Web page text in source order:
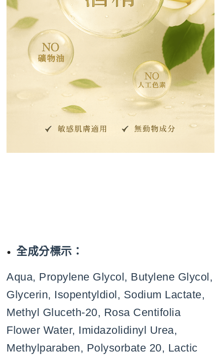
全成分標示：
Aqua, Propylene Glycol, Butylene Glycol,
Glycerin, Isopentyldiol, Sodium Lactate,
Methyl Gluceth-20, Rosa Centifolia
Flower Water, Imidazolidinyl Urea,
Methylparaben, Polysorbate 20, Lactic